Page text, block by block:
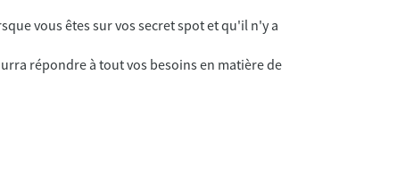
vous êtes sur vos secret spot et qu'il n'y a
répondre à tout vos besoins en matière de